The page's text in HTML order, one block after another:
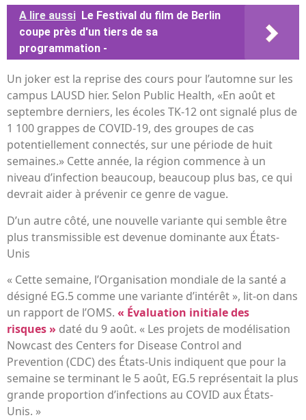
A lire aussi Le Festival du film de Berlin
coupe près d'un tiers de sa
programmation -
Un joker est la reprise des cours pour l’automne sur les
campus LAUSD hier. Selon Public Health, «En août et
septembre derniers, les écoles TK-12 ont signalé plus de
1 100 grappes de COVID-19, des groupes de cas
potentiellement connectés, sur une période de huit
semaines.» Cette année, la région commence à un
niveau d’infection beaucoup, beaucoup plus bas, ce qui
devrait aider à prévenir ce genre de vague.
D’un autre côté, une nouvelle variante qui semble être
plus transmissible est devenue dominante aux États-
Unis
« Cette semaine, l’Organisation mondiale de la santé a
désigné EG.5 comme une variante d’intérêt », lit-on dans
un rapport de l’OMS. « Évaluation initiale des
risques » daté du 9 août. « Les projets de modélisation
Nowcast des Centers for Disease Control and
Prevention (CDC) des États-Unis indiquent que pour la
semaine se terminant le 5 août, EG.5 représentait la plus
grande proportion d’infections au COVID aux États-
Unis. »